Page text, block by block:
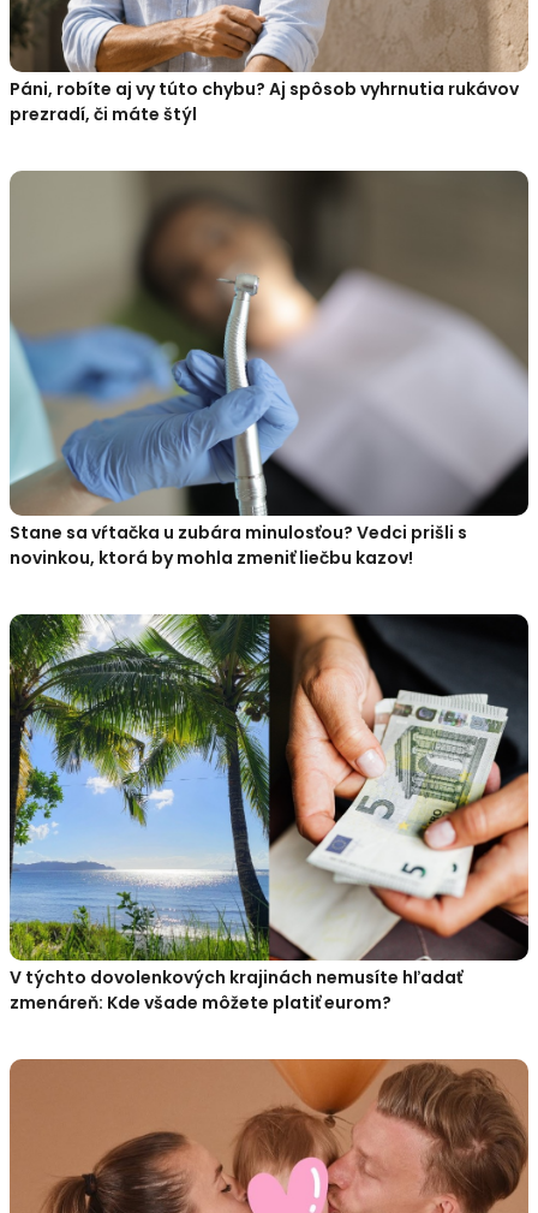
Páni, robíte aj vy túto chybu? Aj spôsob vyhrnutia rukávov
prezradí, či máte štýl
Stane sa vŕtačka u zubára minulosťou? Vedci prišli s
novinkou, ktorá by mohla zmeniť liečbu kazov!
V týchto dovolenkových krajinách nemusíte hľadať
zmenáreň: Kde všade môžete platiť eurom?